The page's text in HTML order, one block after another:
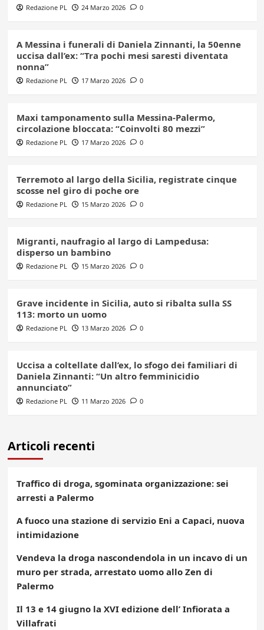
Redazione PL 24 Marzo 2026 0
A Messina i funerali di Daniela Zinnanti, la 50enne
uccisa dall’ex: “Tra pochi mesi saresti diventata
nonna”
Redazione PL 17 Marzo 2026 0
Maxi tamponamento sulla Messina-Palermo,
circolazione bloccata: “Coinvolti 80 mezzi”
Redazione PL 17 Marzo 2026 0
Terremoto al largo della Sicilia, registrate cinque
scosse nel giro di poche ore
Redazione PL 15 Marzo 2026 0
Migranti, naufragio al largo di Lampedusa:
disperso un bambino
Redazione PL 15 Marzo 2026 0
Grave incidente in Sicilia, auto si ribalta sulla SS
113: morto un uomo
Redazione PL 13 Marzo 2026 0
Uccisa a coltellate dall’ex, lo sfogo dei familiari di
Daniela Zinnanti: “Un altro femminicidio
annunciato”
Redazione PL 11 Marzo 2026 0
Articoli recenti
Traffico di droga, sgominata organizzazione: sei
arresti a Palermo
A fuoco una stazione di servizio Eni a Capaci, nuova
intimidazione
Vendeva la droga nascondendola in un incavo di un
muro per strada, arrestato uomo allo Zen di
Palermo
Il 13 e 14 giugno la XVI edizione dell’ Infiorata a
Villafrati